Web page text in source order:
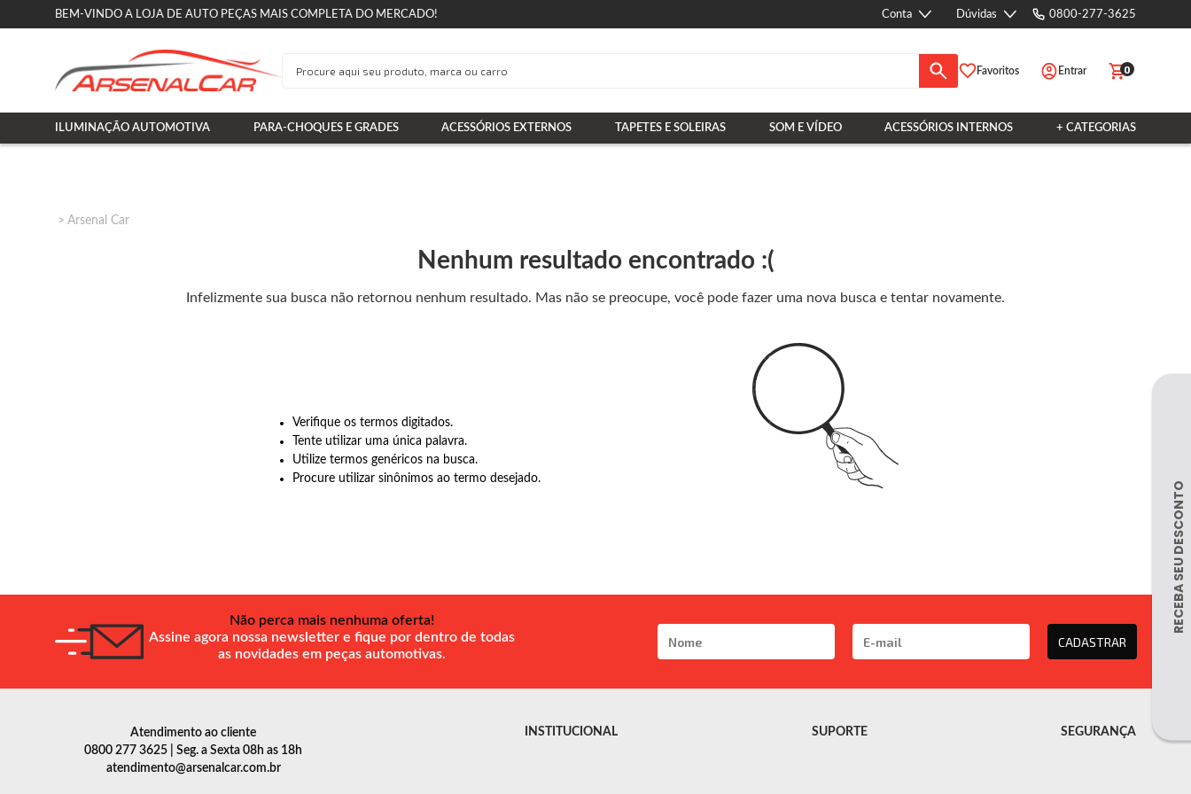
BEM-VINDO A LOJA DE AUTO PEÇAS MAIS COMPLETA DO MERCADO! Conta Dúvidas 0800-277-3625
Favoritos Entrar 0
ILUMINAÇÃO AUTOMOTIVA PARA-CHOQUES E GRADES ACESSÓRIOS EXTERNOS TAPETES E SOLEIRAS SOM E VÍDEO ACESSÓRIOS INTERNOS + CATEGORIAS
Arsenal Car
Nenhum resultado encontrado :(
Infelizmente sua busca não retornou nenhum resultado. Mas não se preocupe, você pode fazer uma nova busca e tentar novamente.
Verifique os termos digitados.
Tente utilizar uma única palavra.
Utilize termos genéricos na busca.
Procure utilizar sinônimos ao termo desejado.
Não perca mais nenhuma oferta!
Assine agora nossa newsletter e fique por dentro de todas
as novidades em peças automotivas.
CADASTRAR
Atendimento ao cliente
0800 277 3625 | Seg. a Sexta 08h as 18h
atendimento@arsenalcar.com.br
INSTITUCIONAL SUPORTE SEGURANÇA